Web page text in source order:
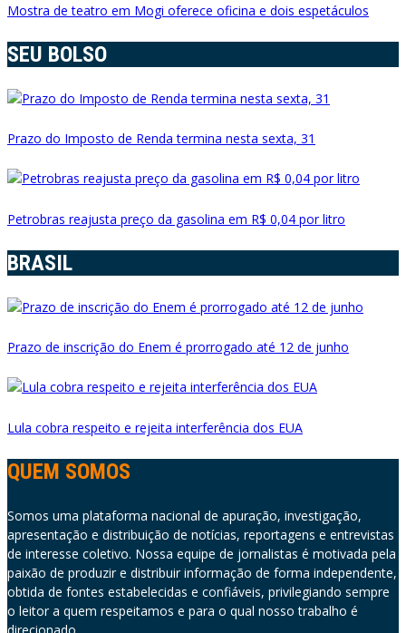
Mostra de teatro em Mogi oferece oficina e dois espetáculos
SEU BOLSO
Prazo do Imposto de Renda termina nesta sexta, 31
Petrobras reajusta preço da gasolina em R$ 0,04 por litro
BRASIL
Prazo de inscrição do Enem é prorrogado até 12 de junho
Lula cobra respeito e rejeita interferência dos EUA
QUEM SOMOS
Somos uma plataforma nacional de apuração, investigação,
apresentação e distribuição de notícias, reportagens e entrevistas
de interesse coletivo. Nossa equipe de jornalistas é motivada pela
paixão de produzir e distribuir informação de forma independente,
obtida de fontes estabelecidas e confiáveis, privilegiando sempre
o leitor a quem respeitamos e para o qual nosso trabalho é